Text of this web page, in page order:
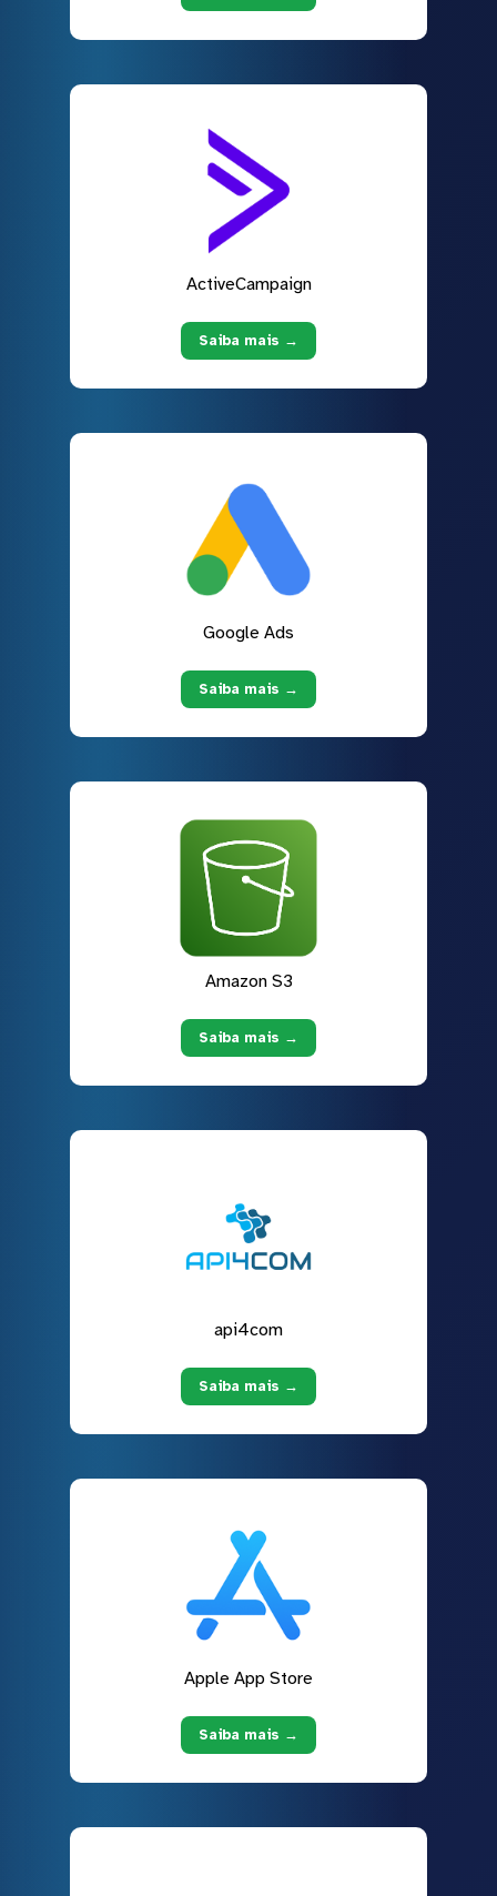
ActiveCampaign
Saiba mais →
Google Ads
Saiba mais →
Amazon S3
Saiba mais →
api4com
Saiba mais →
Apple App Store
Saiba mais →